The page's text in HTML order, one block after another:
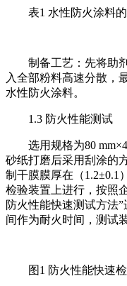
表1 水性防火涂料
制备工艺：先将助
入全部粉料高速分散，
水性防火涂料。
1.3 防火性能测试
选用规格为80
砂纸打磨后采用刮涂的
制干膜膜厚在（1.2±0.1
检验装置上进行，按照
防火性能快速测试方法
间作为耐火时间，测试
图1 防火性能快速